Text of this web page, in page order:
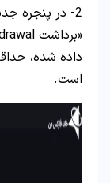
2- در پنجره جدید برای
است.